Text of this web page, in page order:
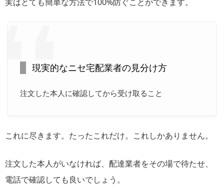
現実的なニセ宅配業者の見分け方
注文した本人に確認してから受け取ること
これに尽きます。たったこれだけ。これしかありません。
注文した本人がいなければ、配達業者をその場で待たせ、
電話で確認しても良いでしょう。